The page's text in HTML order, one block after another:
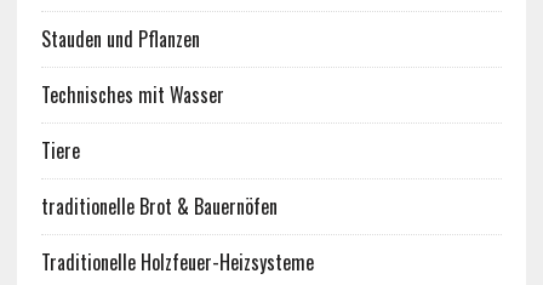
Stauden und Pflanzen
Technisches mit Wasser
Tiere
traditionelle Brot & Bauernöfen
Traditionelle Holzfeuer-Heizsysteme